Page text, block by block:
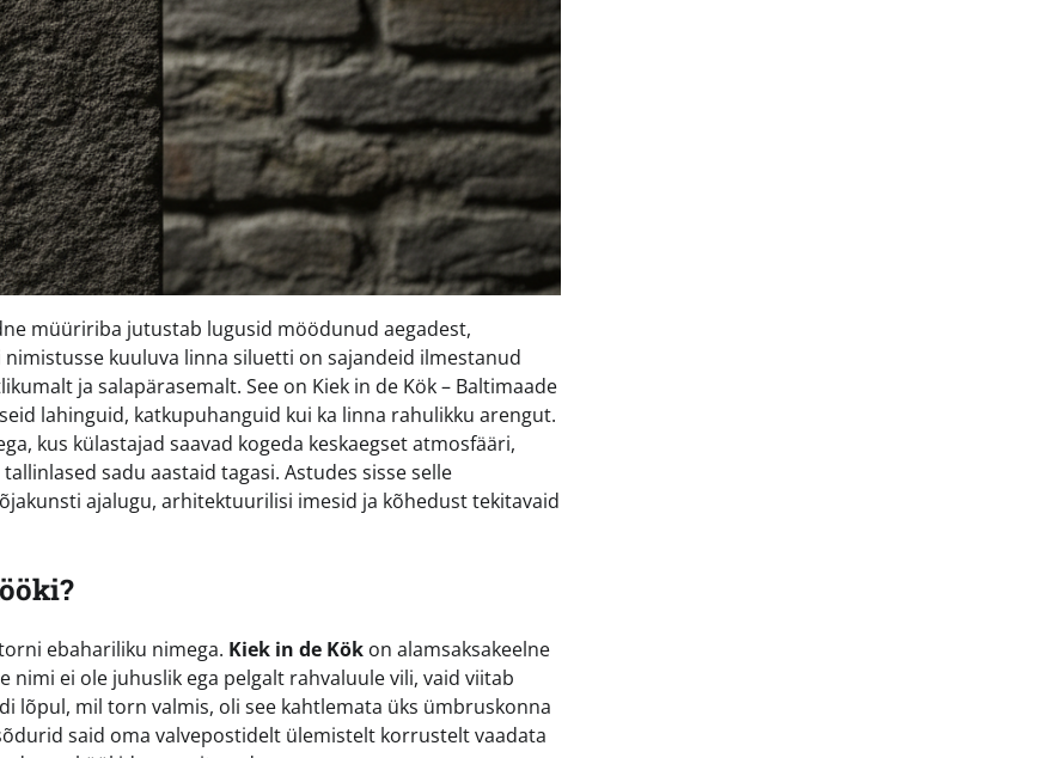
müüririba jutustab lugusid möödunud aegadest,
kuuluva linna siluetti on sajandeid ilmestanud
ja salapärasemalt. See on Kiek in de Kök – Baltimaade
lahinguid, katkupuhanguid kui ka linna rahulikku arengut.
kus külastajad saavad kogeda keskaegset atmosfääri,
sadu aastaid tagasi. Astudes sisse selle
ajalugu, arhitektuurilisi imesid ja kõhedust tekitavaid
ebahariliku nimega. Kiek in de Kök on alamsaksakeelne
nimi ei ole juhuslik ega pelgalt rahvaluule vili, vaid viitab
lõpul, mil torn valmis, oli see kahtlemata üks ümbruskonna
said oma valvepostidelt ülemistelt korrustelt vaadata